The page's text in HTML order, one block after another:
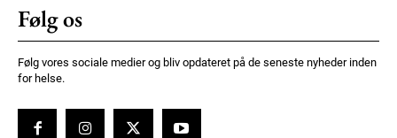
Følg os
Følg vores sociale medier og bliv opdateret på de seneste nyheder inden
for helse.